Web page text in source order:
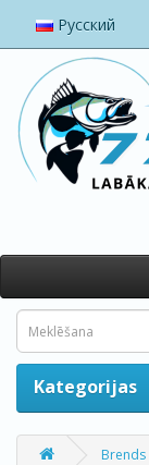
Русский
Kategorijas
Brends